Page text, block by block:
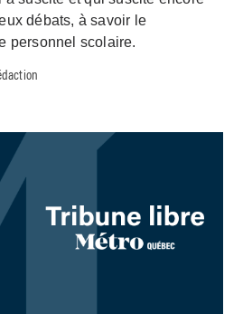
débats, à savoir le
personnel scolaire.